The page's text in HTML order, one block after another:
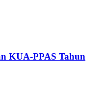
KUA-PPAS Tahun